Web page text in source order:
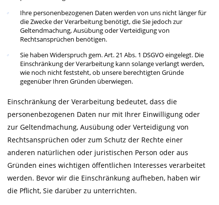
Ihre personenbezogenen Daten werden von uns nicht länger für
die Zwecke der Verarbeitung benötigt, die Sie jedoch zur
Geltendmachung, Ausübung oder Verteidigung von
Rechtsansprüchen benötigen.
Sie haben Widerspruch gem. Art. 21 Abs. 1 DSGVO eingelegt. Die
Einschränkung der Verarbeitung kann solange verlangt werden,
wie noch nicht feststeht, ob unsere berechtigten Gründe
gegenüber Ihren Gründen überwiegen.
Einschränkung der Verarbeitung bedeutet, dass die
personenbezogenen Daten nur mit Ihrer Einwilligung oder
zur Geltendmachung, Ausübung oder Verteidigung von
Rechtsansprüchen oder zum Schutz der Rechte einer
anderen natürlichen oder juristischen Person oder aus
Gründen eines wichtigen öffentlichen Interesses verarbeitet
werden. Bevor wir die Einschränkung aufheben, haben wir
die Pflicht, Sie darüber zu unterrichten.